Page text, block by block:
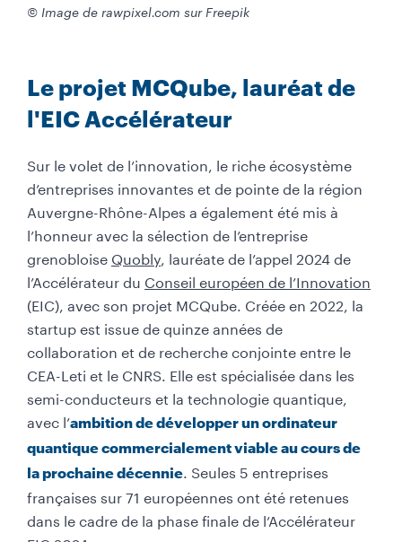
© Image de rawpixel.com sur Freepik
Le projet MCQube, lauréat de
l'EIC Accélérateur
Sur le volet de l’innovation, le riche écosystème
d’entreprises innovantes et de pointe de la région
Auvergne-Rhône-Alpes a également été mis à
l’honneur avec la sélection de l’entreprise
grenobloise Quobly, lauréate de l’appel 2024 de
l’Accélérateur du Conseil européen de l’Innovation
(EIC), avec son projet MCQube. Créée en 2022, la
startup est issue de quinze années de
collaboration et de recherche conjointe entre le
CEA-Leti et le CNRS. Elle est spécialisée dans les
semi-conducteurs et la technologie quantique,
avec l’ambition de développer un ordinateur
quantique commercialement viable au cours de
la prochaine décennie. Seules 5 entreprises
françaises sur 71 européennes ont été retenues
dans le cadre de la phase finale de l’Accélérateur